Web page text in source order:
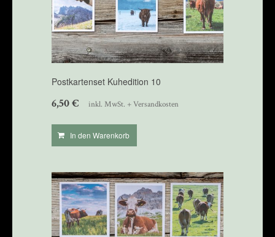
Postkartenset Kuhedition 10
6,50€ inkl. MwSt. + Versandkosten
In den Warenkorb